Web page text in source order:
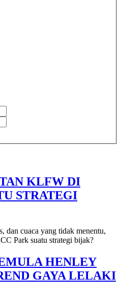
KLFW DI
STRATEGI
dan cuaca yang tidak menentu,
Park suatu strategi bijak?
HENLEY
GAYA LELAKI